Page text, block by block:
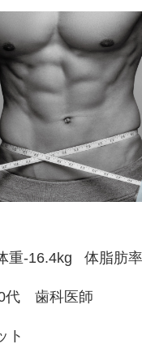
重-16.4kg 体脂肪
歯科医師
ト